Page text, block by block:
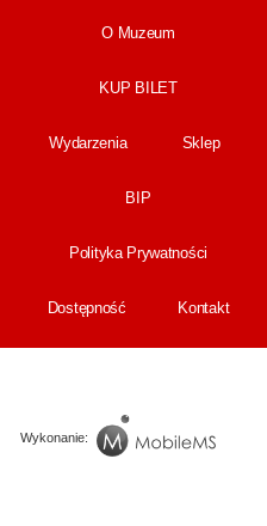
O Muzeum
KUP BILET
Wydarzenia Sklep
BIP
Polityka Prywatności
Dostępność Kontakt
Wykonanie: